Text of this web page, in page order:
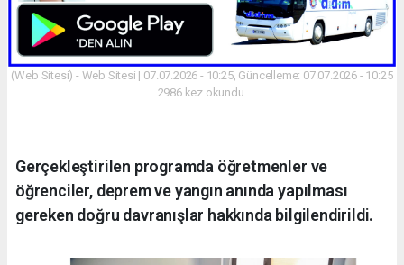
(Web Sitesi) - Web Sitesi | 07.07.2026 - 10:25, Güncelleme: 07.07.2026 - 10:25
2986 kez okundu.
Gerçekleştirilen programda öğretmenler ve
öğrenciler, deprem ve yangın anında yapılması
gereken doğru davranışlar hakkında bilgilendirildi.